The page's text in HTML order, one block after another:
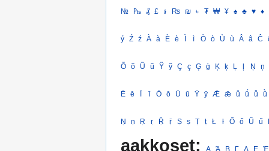
№ ₧ ₰ £ ៛ ₨ ₪ ৳ ₮ ₩ ¥ ♠ ♣ ♥ ♦
ý Ź ź À à È è Ì ì Ò ò Ù ù Â â Ĉ
Õ õ Ũ ũ Ỹ ỹ Ç ç Ģ ģ Ķ ķ Ļ ļ Ņ ņ
Ē ē Ī ī Ō ō Ū ū Ȳ ȳ Ǣ ǣ ǖ ǘ ǚ ǜ
Ṇ ṇ Ṛ ṛ Ṝ ṝ Ṣ ṣ Ṭ ṭ Ł ł Ő ő Ű ű
aakkoset: Α Ά Β Γ Δ Ε Έ